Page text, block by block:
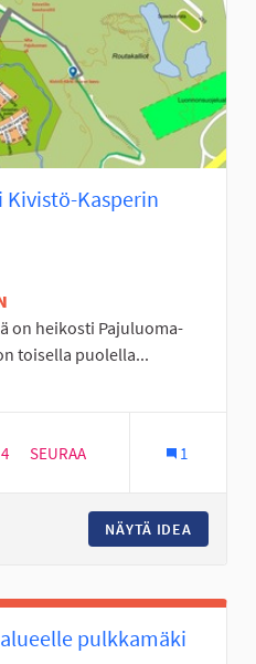
Kasperin
on heikosti Pajuluoma-
toisella puolella...
Läntinen Seinäjoki
4 4 SEURAAJAA
SEURAA 1
NÄYTÄ IDEA
pulkkamäki